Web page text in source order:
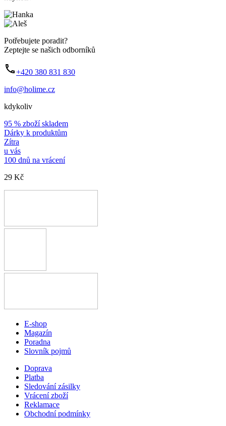
Potřebujete poradit?
Zeptejte se našich odborníků
+420 380 831 830
info@holime.cz
kdykoliv
95 % zboží skladem
Dárky k produktům
Zítra
u vás
100 dnů na vrácení
29 Kč
E-shop
Magazín
Poradna
Slovník pojmů
Doprava
Platba
Sledování zásilky
Vrácení zboží
Reklamace
Obchodní podmínky